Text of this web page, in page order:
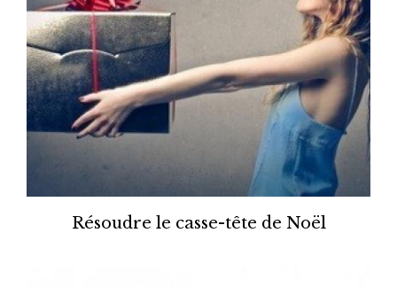
Résoudre le casse-tête de Noël